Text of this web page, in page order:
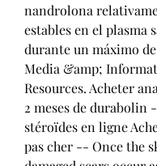
nandrolona
estables en el plasma
durante un máximo
Media &amp;
Resources. Acheter
2 meses de durabolin
stéroïdes en ligne
pas cher -- Once the